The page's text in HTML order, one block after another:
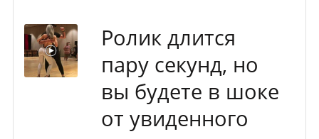
Ролик длится
пару секунд, но
вы будете в шоке
от увиденного